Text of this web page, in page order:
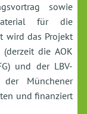
sowie
für die
wird das Projekt
die AOK
und der LBV-
der Münchener
und finanziert